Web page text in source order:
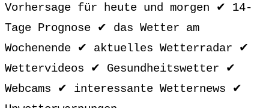
Vorhersage für heute und morgen ✔ 14-
Tage Prognose ✔ das Wetter am
Wochenende ✔ aktuelles Wetterradar ✔
Wettervideos ✔ Gesundheitswetter ✔
Webcams ✔ interessante Wetternews ✔